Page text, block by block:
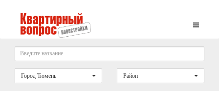
Город Тюмень Район